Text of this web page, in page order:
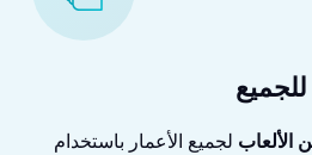
الألعاب لجميع الأعمار باستخدام